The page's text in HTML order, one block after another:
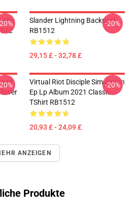
Alle
Slander Lightning Backpack
RB1512
29,15 £ - 32,78 £
-20%
Virtual Riot Disciple Simulation
Ep Lp Album 2021 Classic
TShirt RB1512
20,93 £ - 24,09 £
-20%
ANZEIGEN
Produkte